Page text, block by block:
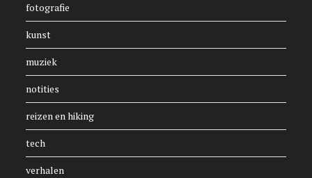
fotografie
kunst
muziek
notities
reizen en hiking
tech
verhalen